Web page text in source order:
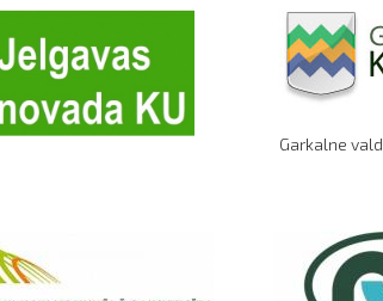
Garkalne vald